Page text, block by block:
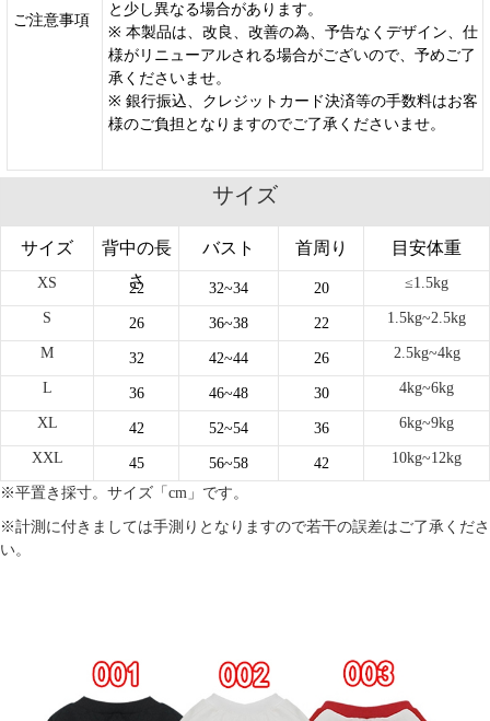
ご注意事項
と少し異なる場合があります。
※ 本製品は、改良、改善の為、予告なくデザイン、仕
様がリニューアルされる場合がございので、予めご了
承くださいませ。
※ 銀行振込、クレジットカード決済等の手数料はお客
様のご負担となりますのでご了承くださいませ。
サイズ
サイズ
背中の長
さ
バスト 首周り 目安体重
XS 22 32~34 20 ≤1.5kg
S 26 36~38 22 1.5kg~2.5kg
M 32 42~44 26 2.5kg~4kg
L 36 46~48 30 4kg~6kg
XL 42 52~54 36 6kg~9kg
XXL 45 56~58 42 10kg~12kg
※平置き採寸。サイズ「cm」です。
※計測に付きましては手測りとなりますので若干の誤差はご了承くださ
い。